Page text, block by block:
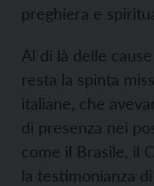
preghiera e
Al di là delle
resta la spinta
italiane, che
di presenza nei
come il Brasile, il
la testimonianza